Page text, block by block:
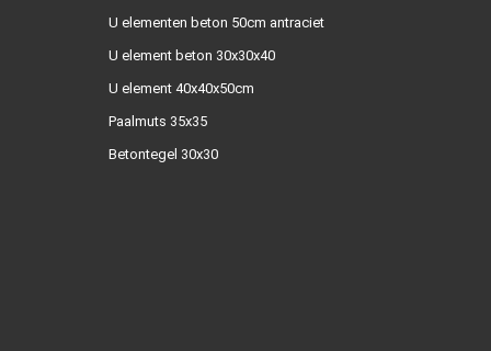
U elementen beton 50cm antraciet
U element beton 30x30x40
U element 40x40x50cm
Paalmuts 35x35
Betontegel 30x30